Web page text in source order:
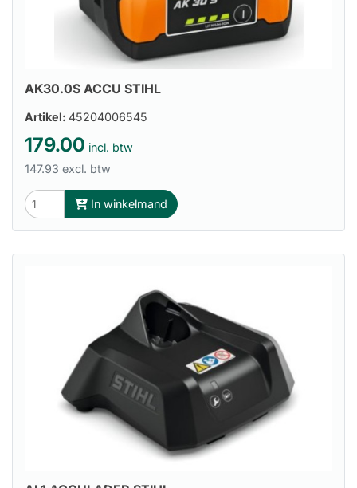
AK30.0S ACCU STIHL
Artikel: 45204006545
179.00 incl. btw
147.93 excl. btw
In winkelmand